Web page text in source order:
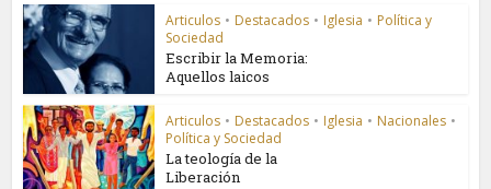
Articulos • Destacados • Iglesia • Política y
Sociedad
Escribir la Memoria:
Aquellos laicos
Articulos • Destacados • Iglesia • Nacionales •
Política y Sociedad
La teología de la
Liberación